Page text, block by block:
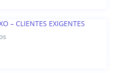
– CLIENTES EXIGENTES